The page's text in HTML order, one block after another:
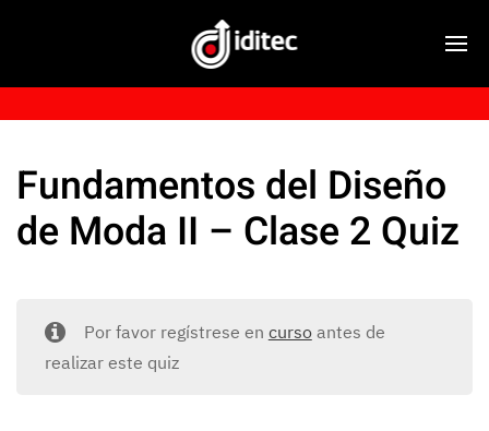
Fundamentos del Diseño
de Moda II – Clase 2 Quiz
Por favor regístrese en cursoantes de
realizar este quiz